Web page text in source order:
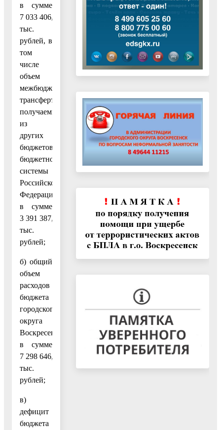
в сумме
7 033 406,9
тыс.
рублей, в
том
числе
объем
межбюджетных
трансфертов,
получаемых
из
других
бюджетов
бюджетной
системы
Российской
Федерации
в сумме
3 391 387,9
тыс.
рублей;
б) общий
объем
расходов
бюджета
городского
округа
Воскресенск
в сумме
7 298 646,0
тыс.
рублей;
в)
дефицит
бюджета